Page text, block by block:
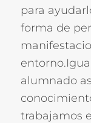
para
forma de
alumnado
trabajamos